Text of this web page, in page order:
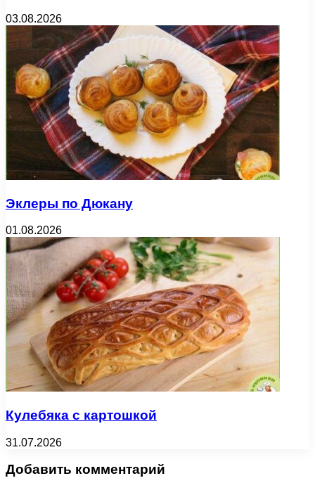
03.08.2026
Эклеры по Дюкану
01.08.2026
Кулебяка с картошкой
31.07.2026
Добавить комментарий